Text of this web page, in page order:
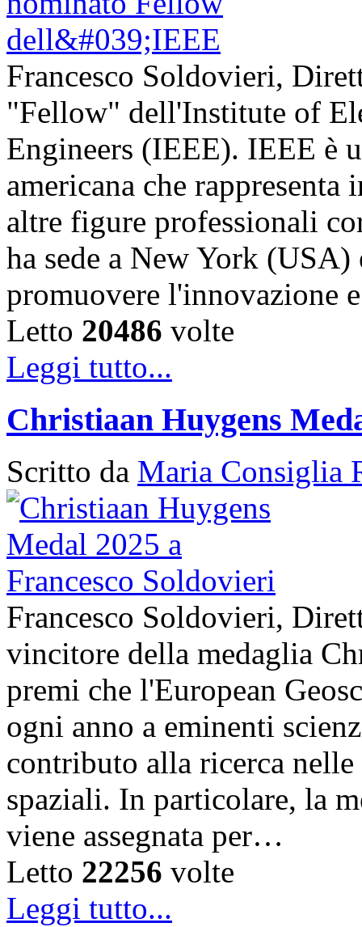
Francesco Soldovieri,
"Fellow" dell'Institute of
Engineers (IEEE). IEEE è
americana che
altre figure professionali
ha sede a New York
promuovere l'innovazione
Letto 20486 volte
Leggi tutto...
Christiaan Huygens
Scritto da Maria Consiglia
Francesco Soldovieri,
vincitore della medaglia
premi che l'European
ogni anno a eminenti
contributo alla ricerca nelle
spaziali. In particolare, la
viene assegnata per…
Letto 22256 volte
Leggi tutto...